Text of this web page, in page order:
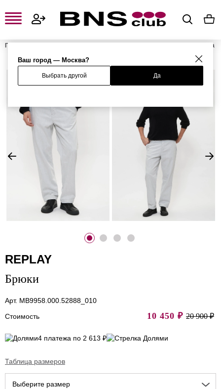
Ваш город — Москва?
Выбрать другой Да
Главная
Мужская одежда
%
REPLAY
Брюки
Арт. MB9958.000.52888_010
Стоимость
10 450 ₽ 20 900 ₽
4 платежа по 2 613 ₽
Таблица размеров
Выберите размер